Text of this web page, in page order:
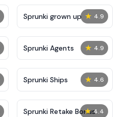
★ 4.9
Sprunki grown up
★ 4.9
Sprunki Agents
★ 4.6
Sprunki Ships
★ 4.4
Sprunki Retake Bonus